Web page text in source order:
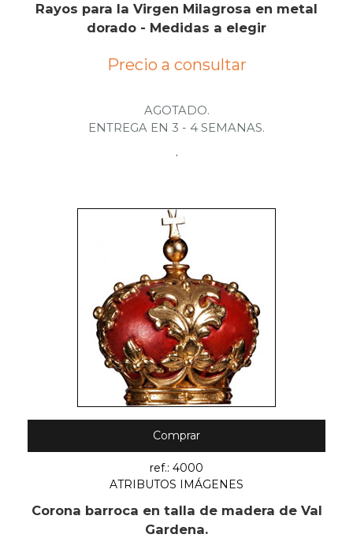
Rayos para la Virgen Milagrosa en metal
dorado - Medidas a elegir
Precio a consultar
AGOTADO.
ENTREGA EN 3 - 4 SEMANAS.
.
Comprar
ref.: 4000
ATRIBUTOS IMÁGENES
Corona barroca en talla de madera de Val
Gardena.